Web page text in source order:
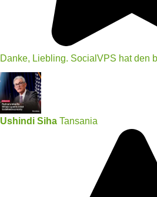
Danke, Liebling. SocialVPS hat den
Ushindi Siha Tansania